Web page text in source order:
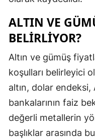
ALTIN VE
BELIRLIYOR?
Altın ve gümüş
koşulları belirleyici
altın, dolar
bankalarının faiz
değerli metallerin
başlıklar arasında